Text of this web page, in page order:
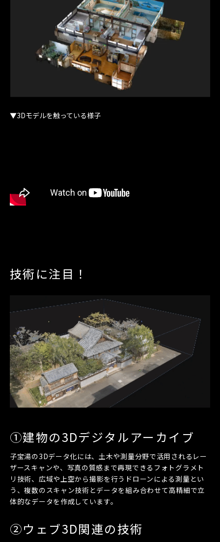
▼3Dモデルを触っている様子
技術に注目！
①建物の3Dデジタルアーカイブ
子宝湯の3Dデータ化には、土木や測量分野で活用されるレー
ザースキャンや、写真の質感まで再現できるフォトグラメト
リ技術、広域や上空から撮影を行うドローンによる測量とい
う、複数のスキャン技術とデータを組み合わせて高精細で立
体的なデータを作成しています。
②ウェブ3D関連の技術